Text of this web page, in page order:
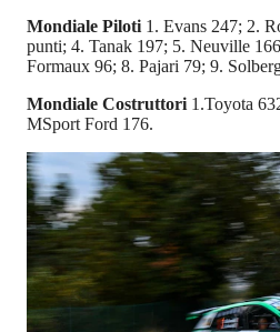
Mondiale Piloti 1. Evans 247; 2.
punti; 4. Tanak 197; 5. Neuville
Formaux 96; 8. Pajari 79; 9.
Mondiale Costruttori 1.Toyota
MSport Ford 176.